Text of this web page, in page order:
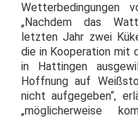
Wetterbedingungen
„Nachdem das
letzten Jahr zwei
die in Kooperation mit
in Hattingen
Hoffnung auf
nicht aufgegeben“,
„möglicherweise